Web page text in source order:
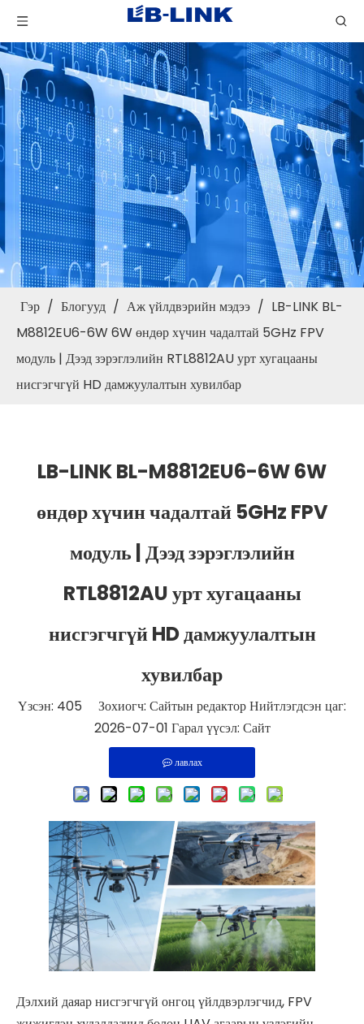
Гэр / Блогууд / Аж үйлдвэрийн мэдээ / LB-LINK BL-
M8812EU6-6W 6W өндөр хүчин чадалтай 5GHz FPV
модуль | Дээд зэрэглэлийн RTL8812AU урт хугацааны
нисгэгчгүй HD дамжуулалтын хувилбар
LB-LINK BL-M8812EU6-6W 6W
өндөр хүчин чадалтай 5GHz FPV
модуль | Дээд зэрэглэлийн
RTL8812AU урт хугацааны
нисгэгчгүй HD дамжуулалтын
хувилбар
Үзсэн: 405 Зохиогч: Сайтын редактор Нийтлэгдсэн цаг:
2026-07-01 Гарал үүсэл: Сайт
лавлах
Дэлхий даяар нисгэгчгүй онгоц үйлдвэрлэгчид, FPV